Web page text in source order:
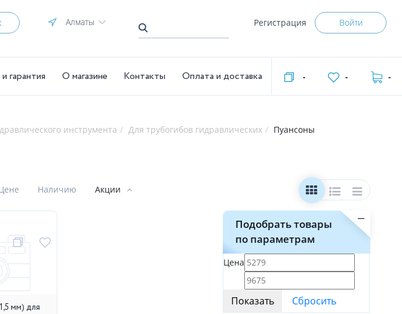
Алматы Регистрация Войти
гарантия О магазине Контакты Оплата и доставка - - -
инструмента Для трубогибов гидравлических Пуансоны
Наличию Акции
Подобрать товары
по параметрам
Цена
мм) для